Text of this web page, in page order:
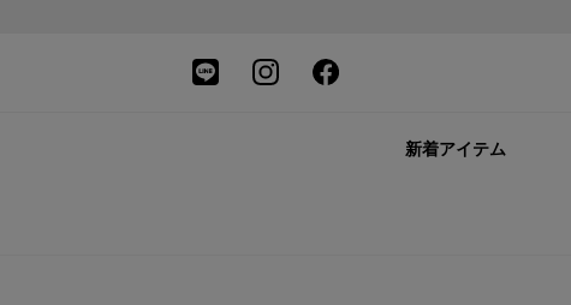
新着アイテム